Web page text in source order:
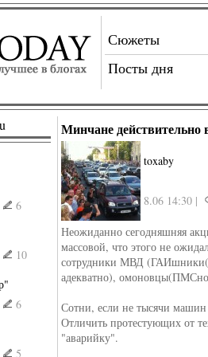
Сюжеты
Посты дня
6
10
6
5
Минчане действительно
toxaby
8.06 14:30 |
Неожиданно сегодняшняя
массовой, что этого не
сотрудники МВД
адекватно),
Сотни, если не тысячи
Отличить протестующих от
"аварийку".